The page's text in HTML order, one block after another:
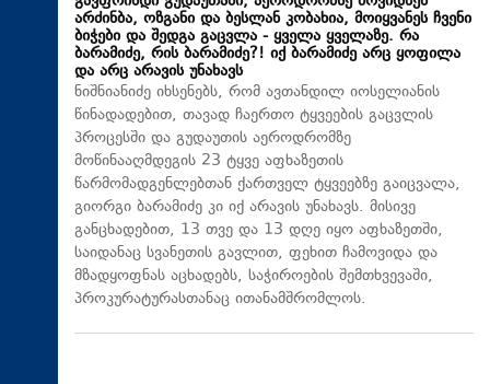
არძინბა, ოზგანი და ბესლან კობახია, მოიყვანეს ჩვენი
ბიჭები და შედგა გაცვლა - ყველა ყველაზე. რა
ბარამიძე, რის ბარამიძე?! იქ ბარამიძე არც ყოფილა
და არც არავის უნახავს
ნიშნიანიძე იხსენებს, რომ ავთანდილ იოსელიანის
წინადადებით, თავად ჩაერთო ტყვეების გაცვლის
პროცესში და გუდაუთის აეროდრომზე
მოწინააღმდეგის 23 ტყვე აფხაზეთის
წარმომადგენლებთან ქართველ ტყვეებზე გაიცვალა,
გიორგი ბარამიძე კი იქ არავის უნახავს. მისივე
განცხადებით, 13 თვე და 13 დღე იყო აფხაზეთში,
საიდანაც სვანეთის გავლით, ფეხით ჩამოვიდა და
მზადყოფნას აცხადებს, საჭიროების შემთხვევაში,
პროკურატურასთანაც ითანამშრომლოს.